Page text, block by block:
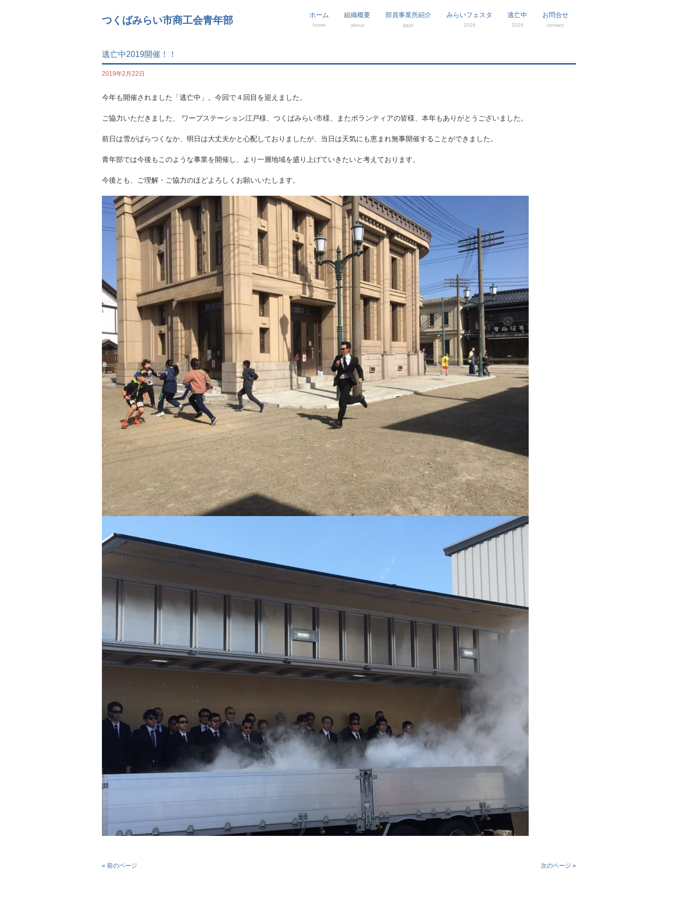
つくばみらい市商工会青年部 ホーム
home
組織概要
about
部員事業所紹介
jigyo
みらいフェスタ
2026
逃亡中
2026
お問合せ
contact
逃亡中2019開催！！
2019年2月22日
今年も開催されました「逃亡中」。今回で４回目を迎えました。
ご協力いただきました、 ワープステーション江戸様、つくばみらい市様、またボランティアの皆様、本年もありがとうございました。
前日は雪がぱらつくなか、明日は大丈夫かと心配しておりましたが、当日は天気にも恵まれ無事開催することができました。
青年部では今後もこのような事業を開催し、より一層地域を盛り上げていきたいと考えております。
今後とも、ご理解・ご協力のほどよろしくお願いいたします。
« 前のページ 次のページ »